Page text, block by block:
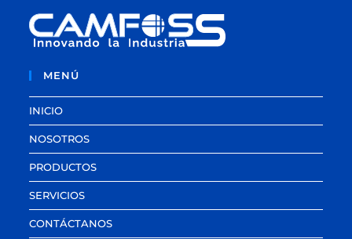
MENÚ
INICIO
NOSOTROS
PRODUCTOS
SERVICIOS
CONTÁCTANOS